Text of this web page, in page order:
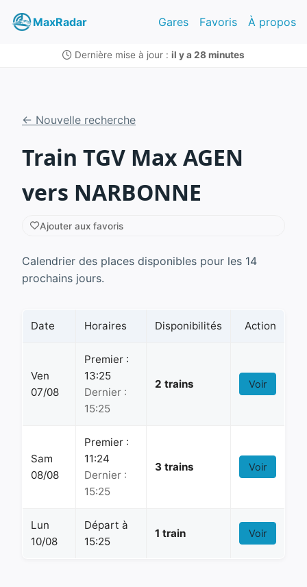
MaxRadar Gares Favoris À propos
Dernière mise à jour : il y a 28 minutes
← Nouvelle recherche
Train TGV Max AGEN
vers NARBONNE
Ajouter aux favoris
Calendrier des places disponibles pour les 14
prochains jours.
Date Horaires Disponibilités Action
Ven
07/08
Premier :
13:25
Dernier :
15:25
2 trains Voir
Sam
08/08
Premier :
11:24
Dernier :
15:25
3 trains Voir
Lun
10/08
Départ à
15:25
1 train Voir